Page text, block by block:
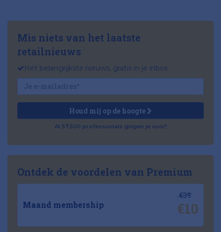
Mis niets van het laatste
retailnieuws
Het belangrijkste nieuws, gratis in je inbox
Houd mij op de hoogte
Al 57.500 professionals gingen je voor!
Ontdek de voordelen van Premium
Maand membership
€39
€10